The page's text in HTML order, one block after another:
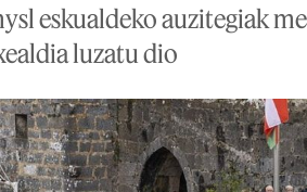
eskualdeko auzitegiak
luzatu dio